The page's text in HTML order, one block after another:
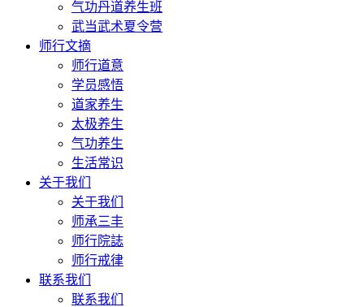
气功丹道养生班
武当武术夏令营
师行文摘
师行道意
学员感悟
道家养生
太极养生
气功养生
生活常识
关于我们
关于我们
师承三丰
师行院誌
师行戒律
联系我们
联系我们